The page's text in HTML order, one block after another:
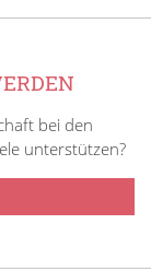
bei den
unterstützen?